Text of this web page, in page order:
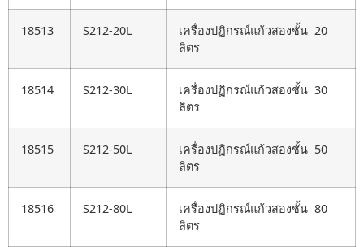
18513 S212-20L
เครื่องปฏิกรณ์แก้วสองชั้น 20
ลิตร
18514 S212-30L
เครื่องปฏิกรณ์แก้วสองชั้น 30
ลิตร
18515 S212-50L
เครื่องปฏิกรณ์แก้วสองชั้น 50
ลิตร
18516 S212-80L
เครื่องปฏิกรณ์แก้วสองชั้น 80
ลิตร